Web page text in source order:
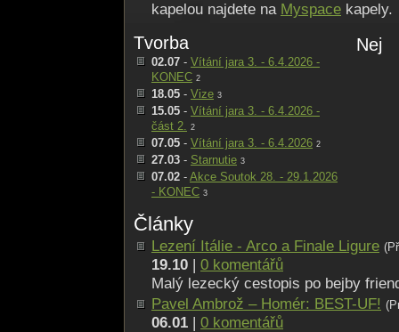
kapelou najdete na Myspace kapely.
Nej
Tvorba
02.07 - Vítání jara 3. - 6.4.2026 -
KONEC 2
18.05 - Vize 3
15.05 - Vítání jara 3. - 6.4.2026 -
část 2. 2
07.05 - Vítání jara 3. - 6.4.2026 2
27.03 - Starnutie 3
07.02 - Akce Soutok 28. - 29.1.2026
- KONEC 3
Články
Lezení Itálie - Arco a Finale Ligure
19.10 | 0 komentářů
Malý lezecký cestopis po bejby
Pavel Ambrož – Homér: BEST-UF!
06.01 | 0 komentářů